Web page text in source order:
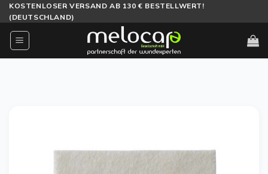
Zum
Inhalt
springen
KOSTENLOSER VERSAND AB 130 € BESTELLWERT!
(DEUTSCHLAND)